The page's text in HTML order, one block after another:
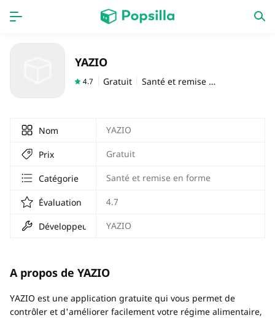
Derniers ajouts
YAZIO
4.7 Gratuit Santé et remise en forme
Nom YAZIO
Prix Gratuit
Catégorie Santé et remise en forme
Évaluation 4.7
Développeur YAZIO
A propos de YAZIO
YAZIO est une application gratuite qui vous permet de
contrôler et d'améliorer facilement votre régime alimentaire,